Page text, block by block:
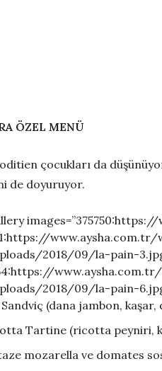
ÖZEL MENÜ
çocukları da
de doyuruyor.
2018/09/la-pain-
2018/09/la-pain-
(dana jambon, kaşar,
Tartine (ricotta peyniri,
mozarella ve domates